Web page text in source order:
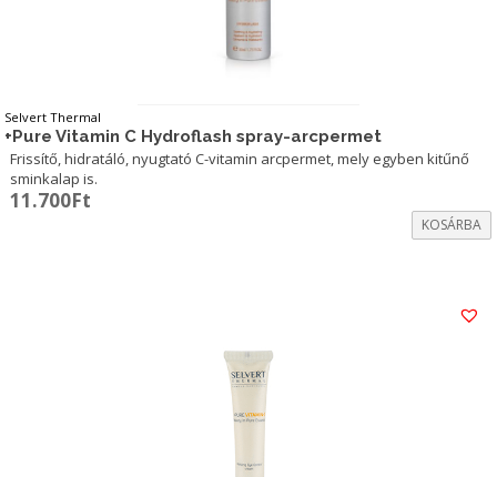
Selvert Thermal
+Pure Vitamin C Hydroflash spray-arcpermet
Frissítő, hidratáló, nyugtató C-vitamin arcpermet, mely egyben kitűnő
sminkalap is.
11.700Ft
KOSÁRBA